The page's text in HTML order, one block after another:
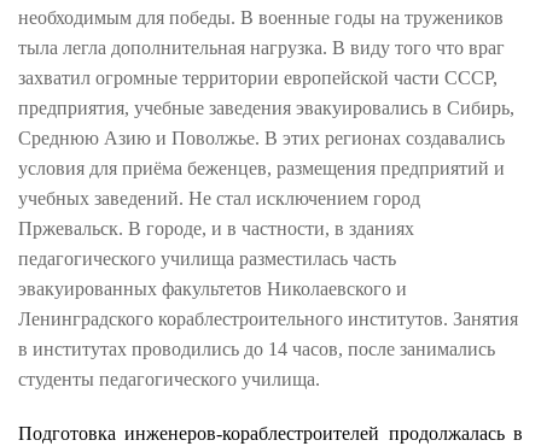
необходимым для победы. В военные годы на тружеников
тыла легла дополнительная нагрузка. В виду того что враг
захватил огромные территории европейской части СССР,
предприятия, учебные заведения эвакуировались в Сибирь,
Среднюю Азию и Поволжье. В этих регионах создавались
условия для приёма беженцев, размещения предприятий и
учебных заведений. Не стал исключением город
Пржевальск. В городе, и в частности, в зданиях
педагогического училища разместилась часть
эвакуированных факультетов Николаевского и
Ленинградского кораблестроительного институтов. Занятия
в институтах проводились до 14 часов, после занимались
студенты педагогического училища.
Подготовка инженеров-кораблестроителей продолжалась в